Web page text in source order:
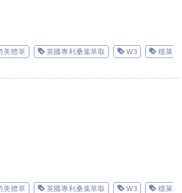
美體萃 英國專利桑葉萃取 W3
穩萊
美體萃 英國專利桑葉萃取 W3
穩萊